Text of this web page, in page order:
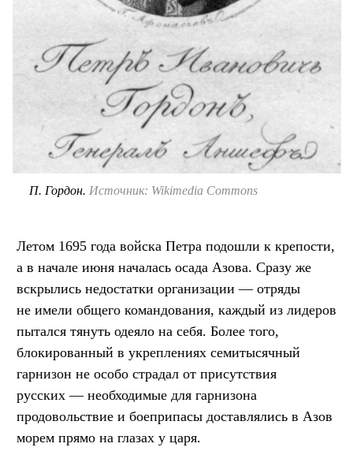
П. Гордон. Источник: Wikimedia Commons
Летом 1695 года войска Петра подошли к крепости,
а в начале июня началась осада Азова. Сразу же
вскрылись недостатки организации — отряды
не имели общего командования, каждый из лидеров
пытался тянуть одеяло на себя. Более того,
блокированный в укреплениях семитысячный
гарнизон не особо страдал от присутствия
русских — необходимые для гарнизона
продовольствие и боеприпасы доставлялись в Азов
морем прямо на глазах у царя.